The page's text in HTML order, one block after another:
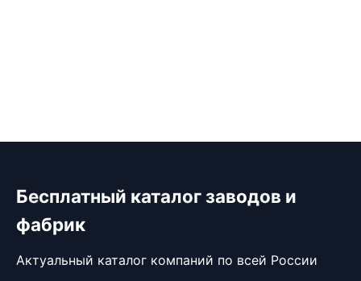
Бесплатный каталог заводов и
фабрик
Актуальный каталог компаний по всей России